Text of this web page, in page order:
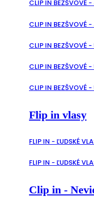
CLIP IN BEZŠVOVÉ
CLIP IN BEZŠVOVÉ
CLIP IN BEZŠVOVÉ
CLIP IN BEZŠVOVÉ
CLIP IN BEZŠVOVÉ
Flip in vlasy
FLIP IN - ĽUDSKÉ
FLIP IN - ĽUDSKÉ
Clip in -